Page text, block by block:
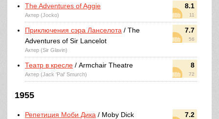
8.1
11
The Adventures of Aggie
Актер (Jocko)
7.7
56
Приключения сэра Ланселота / The
Adventures of Sir Lancelot
Актер (Sir Glavin)
8
72
Театр в кресле / Armchair Theatre
Актер (Jack 'Pal' Smurch)
1955
7.2
Репетиция Моби Дика / Moby Dick